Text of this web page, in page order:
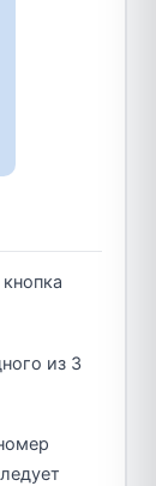
из 3